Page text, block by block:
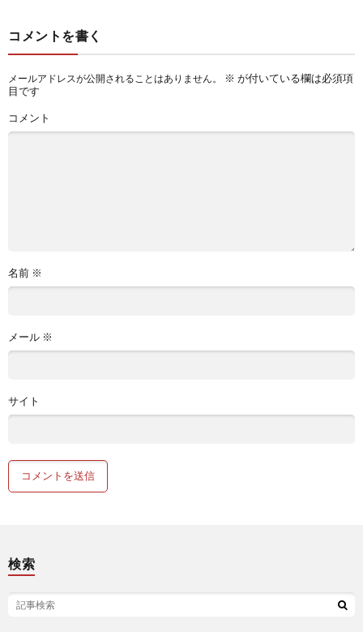
コメントを書く
メールアドレスが公開されることはありません。 ※ が付いている欄は必須項
目です
コメント
名前 ※
メール ※
サイト
検索